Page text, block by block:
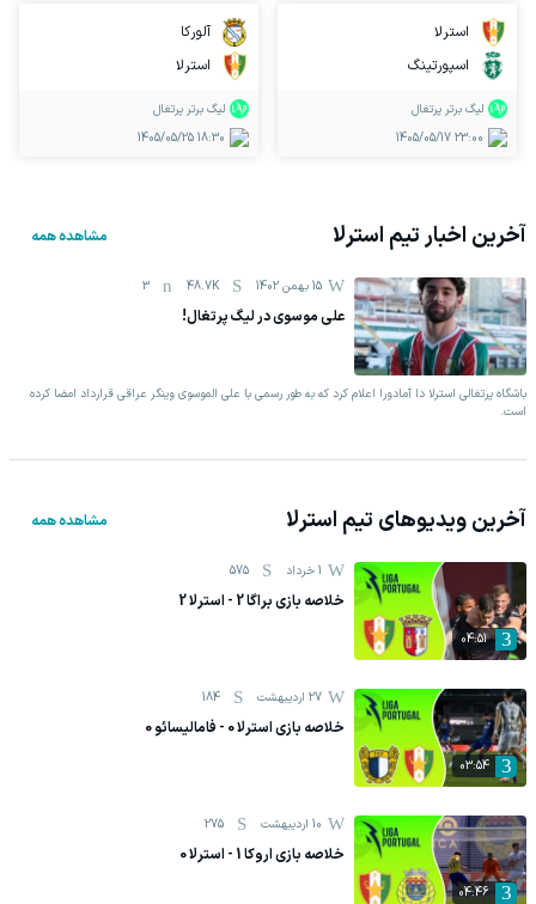
استرلا
اسپورتینگ
لیگ برتر پرتغال
1405/05/17 23:00
آلورکا
استرلا
لیگ برتر پرتغال
1405/05/25 18:30
آخرین اخبار تیم استرلا مشاهده همه
15 بهمن 1402 48.7K
3
علی موسوی در لیگ پرتغال!
باشگاه پرتغالی استرلا دا آمادورا اعلام کرد که به طور رسمی با علی الموسوی وینگر عراقی قرارداد امضا کرده
است.
آخرین ویدیوهای تیم استرلا مشاهده همه
04:51
1 خرداد 575
خلاصه بازی براگا 2 - استرلا 2
03:54
27 اردیبهشت 184
خلاصه بازی استرلا 0 - فامالیسائو 0
04:46
10 اردیبهشت 275
خلاصه بازی اروکا 1 - استرلا 0